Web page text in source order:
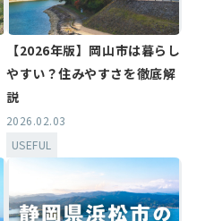
【2026年版】岡山市は暮らし
やすい？住みやすさを徹底解
説
2026.02.03
USEFUL